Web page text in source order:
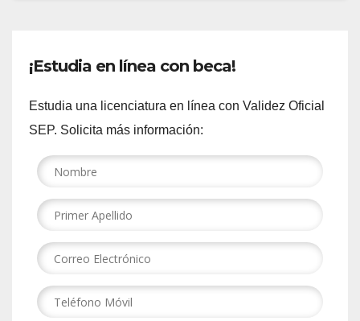
¡Estudia en línea con beca!
Estudia una licenciatura en línea con Validez Oficial
SEP. Solicita más información: